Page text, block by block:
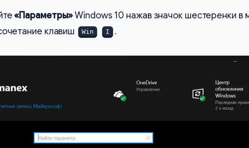
«Параметры»Windows 10 нажав значок шестеренки в
клавиш Win I .